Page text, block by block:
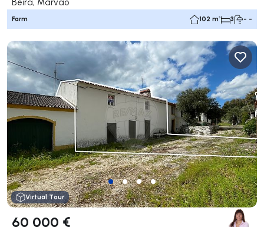
Farm 102 m² 3 - -
Virtual Tour
60 000 €